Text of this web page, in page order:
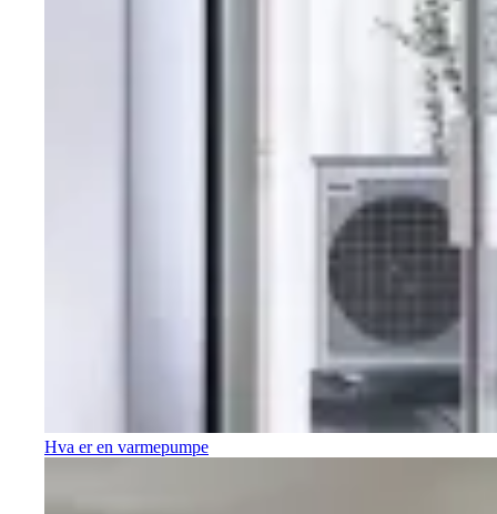
Hva er en varmepumpe